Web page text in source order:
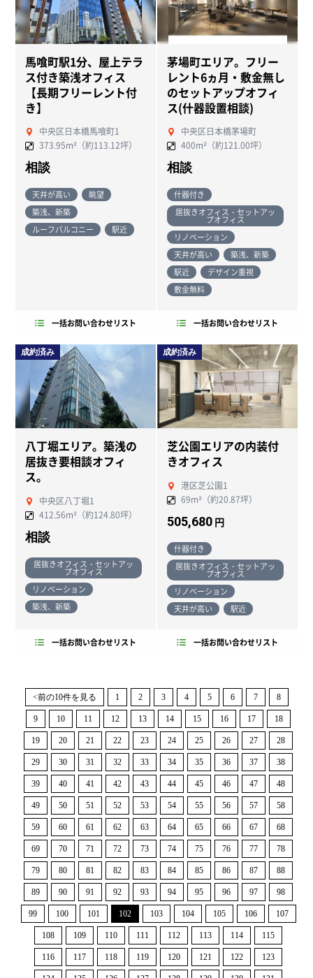
馬喰町駅1分、屋上テラ
ス付き築浅オフィス
【長期フリーレント付
き】
中央区日本橋馬喰町1
373.95m²（約113.12坪）
相談
天井が高い
眺望
築浅、新築
ルーフバルコニー
駅近
一括お問い合わせリスト
茅場町エリア。フリー
レント6ヵ月・敷金無し
のセットアップオフィ
ス(什器設置相談)
中央区日本橋茅場町
400m²（約121.00坪）
相談
什器付き
居抜きオフィス・セットアッ
プオフィス
リノベーション
天井が高い
築浅、新築
駅近
デザイン重視
敷金無料
一括お問い合わせリスト
成約済み
八丁堀エリア。築浅の
居抜き要相談オフィ
ス。
中央区八丁堀1
412.56m²（約124.80坪）
相談
居抜きオフィス・セットアッ
プオフィス
リノベーション
築浅、新築
一括お問い合わせリスト
成約済み
芝公園エリアの内装付
きオフィス
港区芝公園1
69m²（約20.87坪）
505,680 円
什器付き
居抜きオフィス・セットアッ
プオフィス
リノベーション
天井が高い
駅近
一括お問い合わせリスト
<前の10件を見る 1 2 3 4 5 6 7 8
9 10 11 12 13 14 15 16 17 18
19 20 21 22 23 24 25 26 27 28
29 30 31 32 33 34 35 36 37 38
39 40 41 42 43 44 45 46 47 48
49 50 51 52 53 54 55 56 57 58
59 60 61 62 63 64 65 66 67 68
69 70 71 72 73 74 75 76 77 78
79 80 81 82 83 84 85 86 87 88
89 90 91 92 93 94 95 96 97 98
99 100 101 102 103 104 105 106 107
108 109 110 111 112 113 114 115
116 117 118 119 120 121 122 123